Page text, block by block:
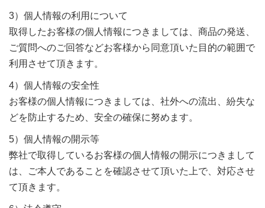
3）個人情報の利用について
取得したお客様の個人情報につきましては、商品の発送、
ご質問へのご回答などお客様から同意頂いた目的の範囲で
利用させて頂きます。
4）個人情報の安全性
お客様の個人情報につきましては、社外への流出、紛失な
どを防止するため、安全の確保に努めます。
5）個人情報の開示等
弊社で取得しているお客様の個人情報の開示につきまして
は、ご本人であることを確認させて頂いた上で、対応させ
て頂きます。